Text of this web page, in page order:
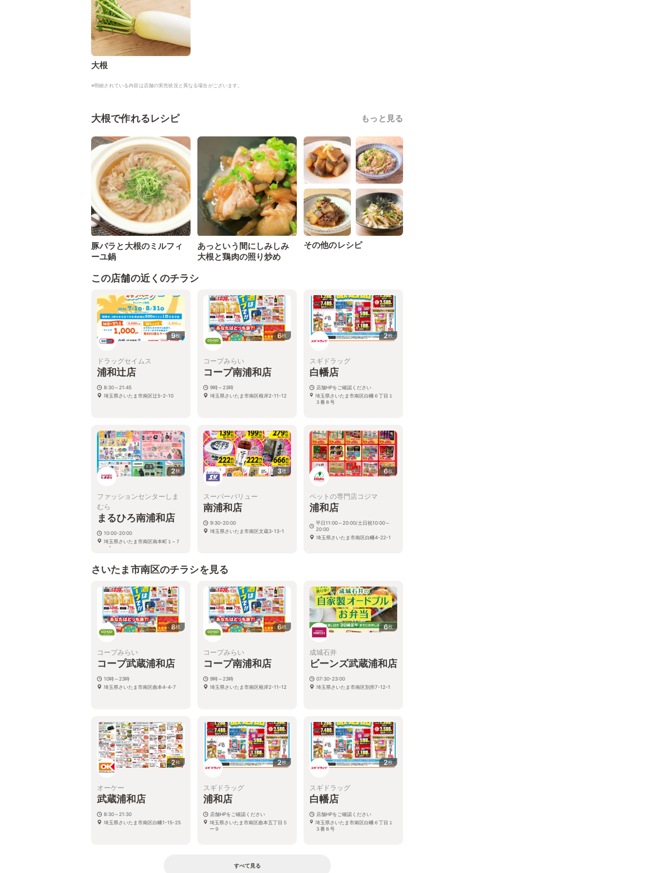
大根
※明細されている内容は店舗の実売状況と異なる場合がございます。
大根で作れるレシピ もっと見る
豚バラと大根のミルフィ
ーユ鍋
あっという間にしみしみ
大根と鶏肉の照り炒め
その他のレシピ
この店舗の近くのチラシ
9枚
ドラッグセイムス
浦和辻店
8:30～21:45
埼玉県さいたま市南区辻5-2-10
6枚
コープみらい
コープ南浦和店
9時～23時
埼玉県さいたま市南区根岸2-11-12
2枚
スギドラッグ
白幡店
店舗HPをご確認ください
埼玉県さいたま市南区白幡６丁目１
３番８号
2枚
ファッションセンターしま
むら
まるひろ南浦和店
10:00-20:00
埼玉県さいたま市南区南本町１−７
−４
3枚
スーパーバリュー
南浦和店
9:30-20:00
埼玉県さいたま市南区文蔵3-13-1
6枚
ペットの専門店コジマ
浦和店
平日11:00～20:00/土日祝10:00～
20:00
埼玉県さいたま市南区白幡4-22-1
さいたま市南区のチラシを見る
8枚
コープみらい
コープ武蔵浦和店
10時～23時
埼玉県さいたま市南区曲本4-4-7
6枚
コープみらい
コープ南浦和店
9時～23時
埼玉県さいたま市南区根岸2-11-12
6枚
成城石井
ビーンズ武蔵浦和店
07:30-23:00
埼玉県さいたま市南区別所7-12-1
2枚
オーケー
武蔵浦和店
8:30～21:30
埼玉県さいたま市南区白幡1-15-25
2枚
スギドラッグ
浦和店
店舗HPをご確認ください
埼玉県さいたま市南区曲本五丁目５
ー９
2枚
スギドラッグ
白幡店
店舗HPをご確認ください
埼玉県さいたま市南区白幡６丁目１
３番８号
すべて見る